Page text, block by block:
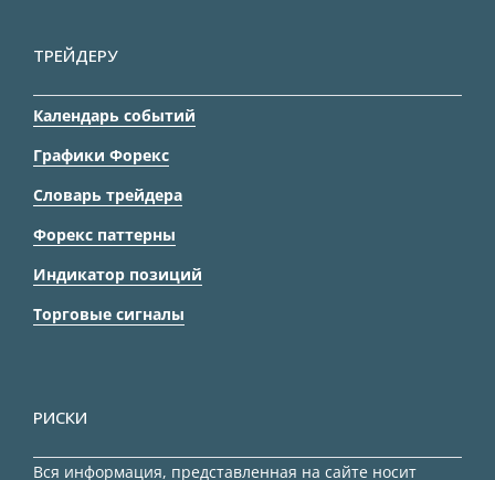
ТРЕЙДЕРУ
Календарь событий
Графики Форекс
Словарь трейдера
Форекс паттерны
Индикатор позиций
Торговые сигналы
РИСКИ
Вся информация, представленная на сайте носит